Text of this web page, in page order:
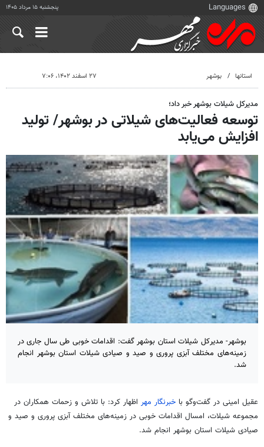
پنجشنبه ۱۵ مرداد ۱۴۰۵
استانها بوشهر ۲۷ اسفند ۱۴۰۲، ۷:۰۶
مدیرکل شیلات بوشهر خبر داد؛
توسعه فعالیت‌های شیلاتی در بوشهر/ تولید
افزایش می‌یابد
بوشهر- مدیرکل شیلات استان بوشهر گفت: اقدامات خوبی طی سال جاری در
زمینه‌های مختلف آبزی پروری و صید و صیادی شیلات استان بوشهر انجام
شد.
عقیل امینی در گفت‌وگو با خبرنگار مهر اظهار کرد: با تلاش و زحمات همکاران در
مجموعه شیلات، امسال اقدامات خوبی در زمینه‌های مختلف آبزی پروری و صید و
صیادی شیلات استان بوشهر انجام شد.